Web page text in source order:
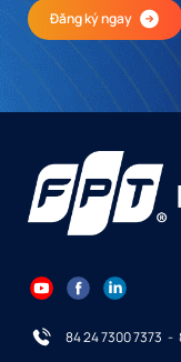
Đăng ký ngay
84 24 7300 7373 -